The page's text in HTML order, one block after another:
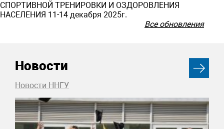
СПОРТИВНОЙ ТРЕНИРОВКИ И ОЗДОРОВЛЕНИЯ
НАСЕЛЕНИЯ 11-14 декабря 2025г.
Все обновления
Новости
Новости ННГУ